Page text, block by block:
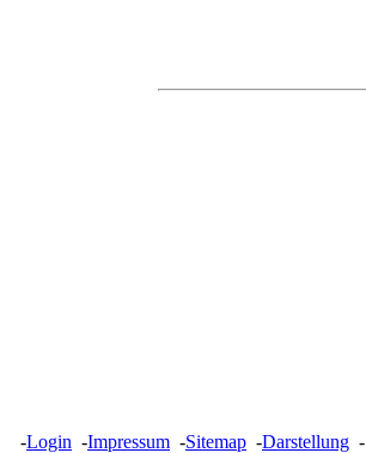
-Login -Impressum -Sitemap -Darstellung -